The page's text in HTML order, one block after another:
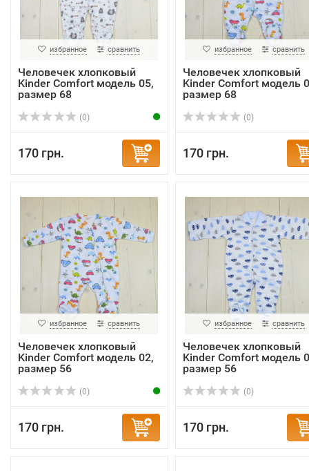
избранное сравнить
Человечек хлопковый
Kinder Comfort модель 05,
размер 68
(0)
170 грн.
избранное сравнить
Человечек хлопковый
Kinder Comfort модель
размер 68
(0)
170 грн.
избранное сравнить
Человечек хлопковый
Kinder Comfort модель 02,
размер 56
(0)
170 грн.
избранное сравнить
Человечек хлопковый
Kinder Comfort модель
размер 56
(0)
170 грн.